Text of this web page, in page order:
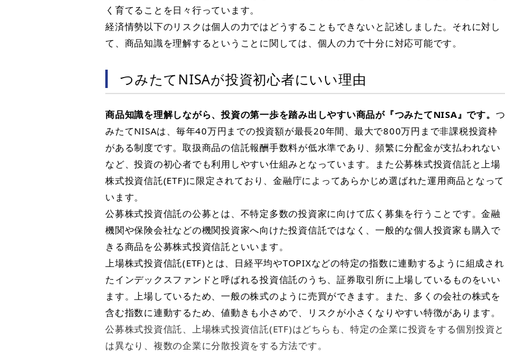
く育てることを日々行っています。
経済情勢以下のリスクは個人の力ではどうすることもできないと記述しました。それに対し
て、商品知識を理解するということに関しては、個人の力で十分に対応可能です。
つみたてNISAが投資初心者にいい理由
商品知識を理解しながら、投資の第一歩を踏み出しやすい商品が『つみたてNISA』です。 つ
みたてNISAは、毎年40万円までの投資額が最長20年間、最大で800万円まで非課税投資枠
がある制度です。 取扱商品の信託報酬手数料が低水準であり、頻繁に分配金が支払われない
など、投資の初心者でも利用しやすい仕組みとなっています。また公募株式投資信託と上場
株式投資信託(ETF)に限定されており、金融庁によってあらかじめ選ばれた運用商品となって
います。
公募株式投資信託の公募とは、不特定多数の投資家に向けて広く募集を行うことです。金融
機関や保険会社などの機関投資家へ向けた投資信託ではなく、一般的な個人投資家も購入で
きる商品を公募株式投資信託といいます。
上場株式投資信託(ETF) とは、日経平均やTOPIXなどの特定の指数に連動するように組成され
たインデックスファンドと呼ばれる投資信託のうち、証券取引所に上場しているものをいい
ます。上場しているため、一般の株式のように売買ができます。また、多くの会社の株式を
含む指数に連動するため、値動きも小さめで、リスクが小さくなりやすい特徴があります。
公募株式投資信託、上場株式投資信託(ETF)はどちらも、特定の企業に投資をする個別投資と
は異なり、複数の企業に分散投資をする方法です。